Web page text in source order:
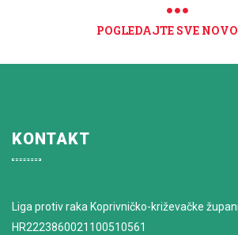
POGLEDAJTE SVE
KONTAKT
Liga protiv raka Koprivničko-križevačke
HR2223860021100510561